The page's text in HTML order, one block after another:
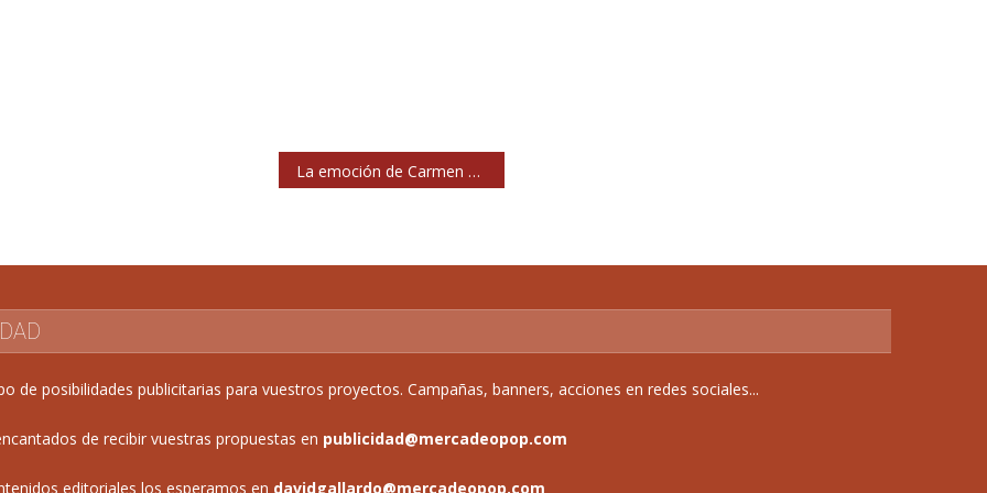
La emoción de Carmen 113 al ‘Bailar Llorando’
de posibilidades publicitarias para vuestros proyectos. Campañas, banners, acciones en redes sociales...
de recibir vuestras propuestas en publicidad@mercadeopop.com
editoriales los esperamos en davidgallardo@mercadeopop.com